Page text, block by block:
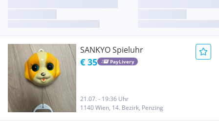
SANKYO Spieluhr
€ 35 PayLivery
21.07. - 19:36 Uhr
1140 Wien, 14. Bezirk, Penzing